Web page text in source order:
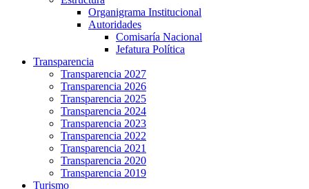
Organigrama Institucional
Autoridades
Comisaría Nacional
Jefatura Política
Transparencia
Transparencia 2027
Transparencia 2026
Transparencia 2025
Transparencia 2024
Transparencia 2023
Transparencia 2022
Transparencia 2021
Transparencia 2020
Transparencia 2019
Turismo